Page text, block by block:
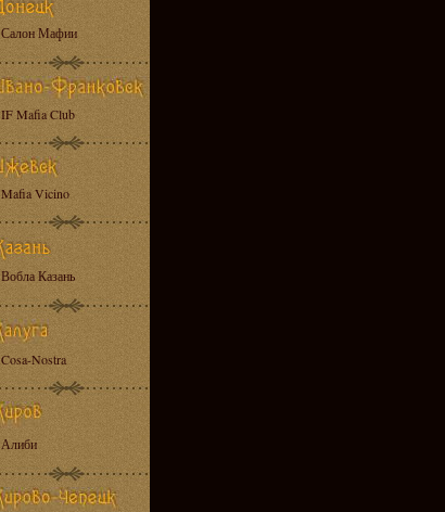
Салон Мафии
IF Mafia Club
Mafia Vicino
Вобла Казань
Cosa-Nostra
Алиби